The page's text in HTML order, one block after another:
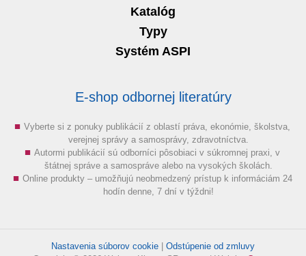
Katalóg
Typy
Systém ASPI
E-shop odbornej literatúry
Vyberte si z ponuky publikácií z oblastí práva, ekonómie, školstva,
verejnej správy a samosprávy, zdravotníctva.
Autormi publikácií sú odborníci pôsobiaci v súkromnej praxi, v
štátnej správe a samospráve alebo na vysokých školách.
Online produkty – umožňujú neobmedzený prístup k informáciám 24
hodín denne, 7 dní v týždni!
Nastavenia súborov cookie
Odstúpenie od zmluvy